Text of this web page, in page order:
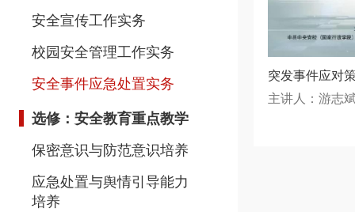
安全宣传工作实务
校园安全管理工作实务
安全事件应急处置实务
选修：安全教育重点教学
保密意识与防范意识培养
应急处置与舆情引导能力
培养
突发事件应对
主讲人：游志